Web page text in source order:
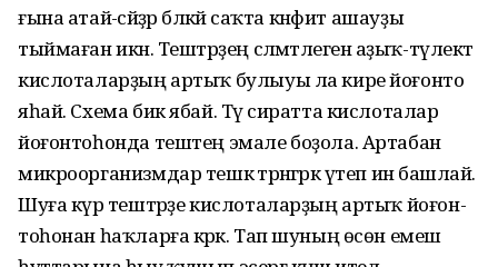
ғына атай-әсәйҙәр бәләкәй саҡта кәнфит ашауҙы
тыймаған икән. Тештәрҙең сәлә­мәт­легенә аҙыҡ-түлектә
кислоталарҙың ар­тыҡ булыуы ла кире йоғонто
яһай. Схема бик ябай. Тәү сиратта кислоталар
йоғонтоһонда тештең эмале боҙола. Артабан
микроорганизмдар тешкә тәрән­гәрәк үтеп инә башлай.
Шуға күрә тештәрҙе кислоталарҙың артыҡ йоғон­
тоһонан һаҡларға кәрәк. Тап шуның өсөн емеш